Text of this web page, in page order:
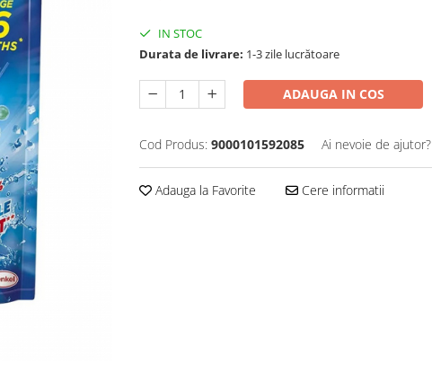
IN STOC
Durata de livrare: 1-3 zile lucrătoare
ADAUGA IN COS
Cod Produs: 9000101592085 Ai nevoie de ajutor?
Adauga la Favorite Cere informatii